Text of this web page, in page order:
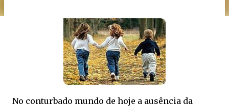
No conturbado mundo de hoje a ausência da